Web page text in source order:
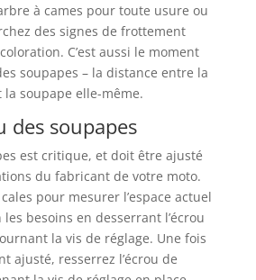
à cames pour toute usure ou
des signes de frottement
C’est aussi le moment
soupapes – la distance entre la
la soupape elle-même.
des soupapes
est critique, et doit être ajusté
du fabricant de votre moto.
pour mesurer l’espace actuel
besoins en desserrant l’écrou
la vis de réglage. Une fois
ajusté, resserrez l’écrou de